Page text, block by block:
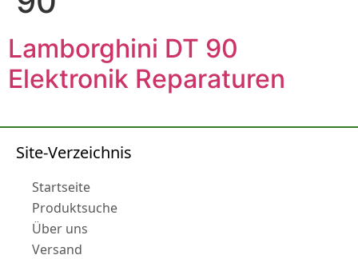
Lamborghini DT 90
Elektronik Reparaturen
Site-Verzeichnis
Startseite
Produktsuche
Über uns
Versand